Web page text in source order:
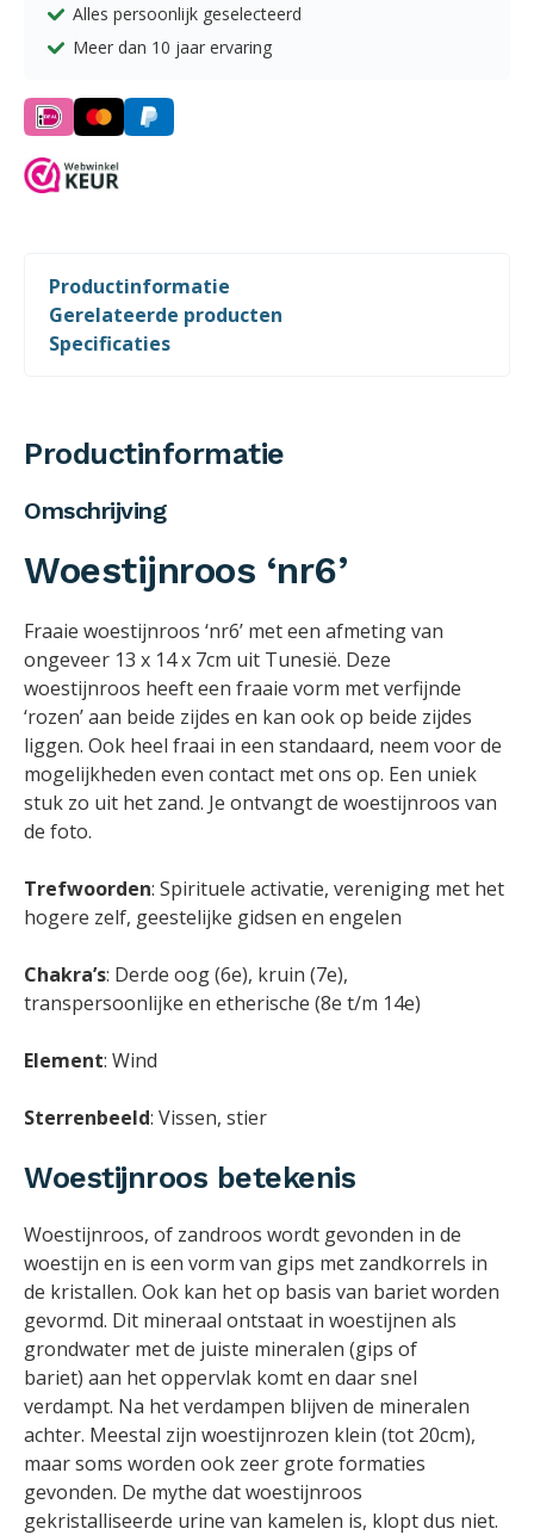
Alles persoonlijk geselecteerd
Meer dan 10 jaar ervaring
Productinformatie
Gerelateerde producten
Specificaties
Productinformatie
Omschrijving
Woestijnroos ‘nr6’
Fraaie woestijnroos ‘nr6’ met een afmeting van
ongeveer 13 x 14 x 7cm uit Tunesië. Deze
woestijnroos heeft een fraaie vorm met verfijnde
‘rozen’ aan beide zijdes en kan ook op beide zijdes
liggen. Ook heel fraai in een standaard, neem voor de
mogelijkheden even contact met ons op. Een uniek
stuk zo uit het zand. Je ontvangt de woestijnroos van
de foto.
Trefwoorden: Spirituele activatie, vereniging met het
hogere zelf, geestelijke gidsen en engelen
Chakra’s: Derde oog (6e), kruin (7e),
transpersoonlijke en etherische (8e t/m 14e)
Element: Wind
Sterrenbeeld: Vissen, stier
Woestijnroos betekenis
Woestijnroos, of zandroos wordt gevonden in de
woestijn en is een vorm van gips met zandkorrels in
de kristallen. Ook kan het op basis van bariet worden
gevormd. Dit mineraal ontstaat in woestijnen als
grondwater met de juiste mineralen (gips of
bariet) aan het oppervlak komt en daar snel
verdampt. Na hetverdampen blijven de mineralen
achter. Meestal zijn woestijnrozen klein (tot 20cm),
maar soms worden ook zeer grote formaties
gevonden. De mythe dat woestijnroos
gekristalliseerde urine van kamelen is, klopt dus niet.